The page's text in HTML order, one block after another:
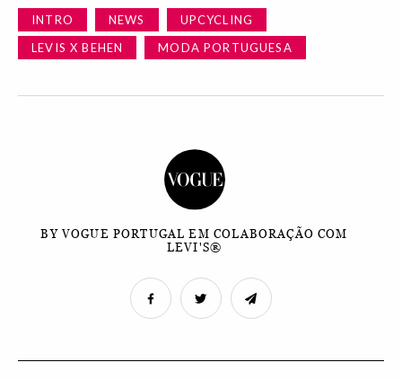
INTRO NEWS
UPCYCLING
LEVIS X BEHEN
MODA PORTUGUESA
BY VOGUE PORTUGAL EM COLABORAÇÃO COM
LEVI'S®